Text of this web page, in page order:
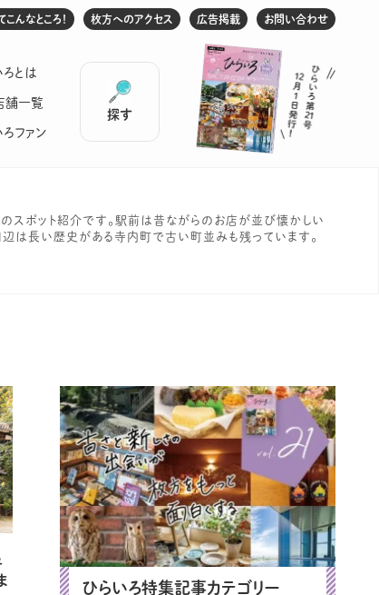
とは
舗一覧
ファン
探す
んなところ！ 枚方へのアクセス 広告掲載 お問い合わせ
ポット紹介です。駅前は昔ながらのお店が並び懐かしい
は長い歴史がある寺内町で古い町並みも残っています。
ひらいろ特集記事カテゴリー